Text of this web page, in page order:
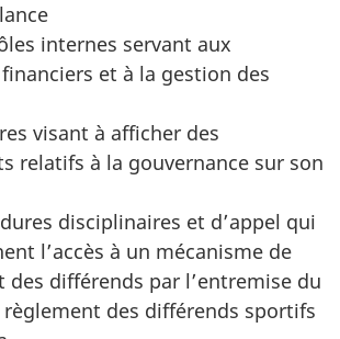
internes servant aux
et à la gestion des
visant à afficher des
relatifs à la gouvernance sur son
disciplinaires et d’appel qui
l’accès à un mécanisme de
des différends par l’entremise du
règlement des différends sportifs